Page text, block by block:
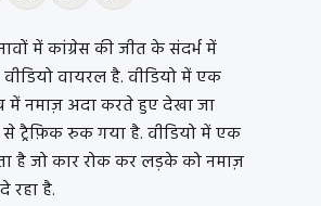
में कांग्रेस की जीत के संदर्भ में
वायरल है. वीडियो में एक
नमाज़ अदा करते हुए देखा जा
ट्रैफ़िक रुक गया है. वीडियो में एक
है जो कार रोक कर लड़के को नमाज़
रहा है.